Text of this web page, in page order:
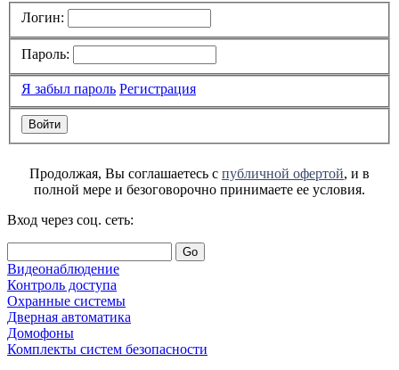
Логин:
Пароль:
Я забыл пароль Регистрация
Продолжая, Вы соглашаетесь с публичной офертой, и в
полной мере и безоговорочно принимаете ее условия.
Вход через соц. сеть:
Go
Видеонаблюдение
Контроль доступа
Охранные системы
Дверная автоматика
Домофоны
Комплекты систем безопасности